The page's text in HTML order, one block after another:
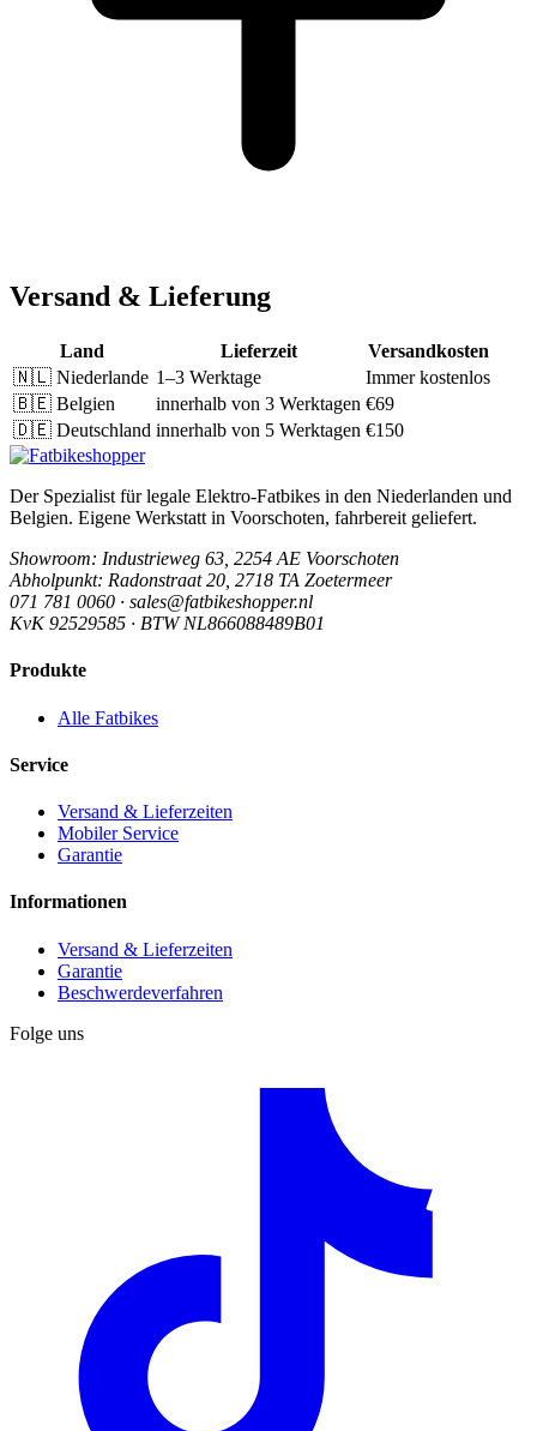
Versand & Lieferung
Land Lieferzeit
Versandkosten
🇳🇱 Niederlande 1–3 Werktage
Immer kostenlos
🇧🇪 Belgien innerhalb von 3 Werktagen €69
🇩🇪 Deutschland innerhalb von 5 Werktagen €150
Der Spezialist für legale Elektro-Fatbikes in den Niederlanden und
Belgien. Eigene Werkstatt in Voorschoten, fahrbereit geliefert.
Showroom: Industrieweg 63, 2254 AE Voorschoten
Abholpunkt: Radonstraat 20, 2718 TA Zoetermeer
071 781 0060 · sales@fatbikeshopper.nl
KvK 92529585 · BTW NL866088489B01
Produkte
Alle Fatbikes
Service
Versand & Lieferzeiten
Mobiler Service
Garantie
Informationen
Versand & Lieferzeiten
Garantie
Beschwerdeverfahren
Folge uns